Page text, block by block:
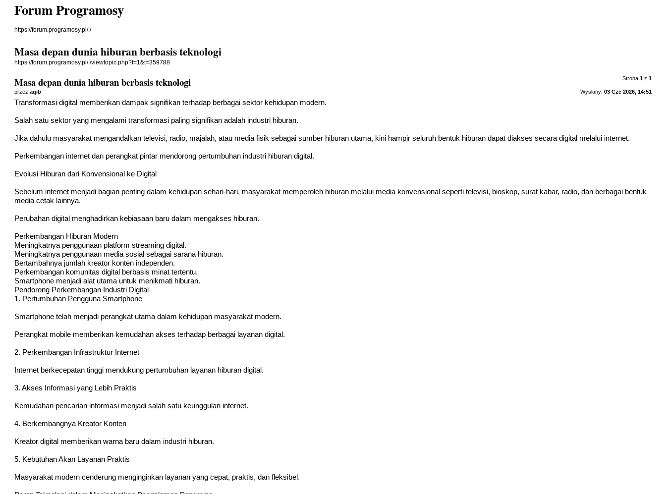
Forum Programosy
https://forum.programosy.pl/./
Masa depan dunia hiburan berbasis teknologi
https://forum.programosy.pl/./viewtopic.php?f=1&t=359788
Strona 1z 1
Masa depan dunia hiburan berbasis teknologi
Wysłany: 03 Cze 2026, 14:51
przezaqib
Transformasi digital memberikan dampak signifikan terhadap berbagai sektor kehidupan modern.
Salah satu sektor yang mengalami transformasi paling signifikan adalah industri hiburan.
Jika dahulu masyarakat mengandalkan televisi, radio, majalah, atau media fisik sebagai sumber hiburan utama, kini hampir seluruh bentuk hiburan dapat diakses secara digital melalui internet.
Perkembangan internet dan perangkat pintar mendorong pertumbuhan industri hiburan digital.
Evolusi Hiburan dari Konvensional ke Digital
Sebelum internet menjadi bagian penting dalam kehidupan sehari-hari, masyarakat memperoleh hiburan melalui media konvensional seperti televisi, bioskop, surat kabar, radio, dan berbagai bentuk
media cetak lainnya.
Perubahan digital menghadirkan kebiasaan baru dalam mengakses hiburan.
Perkembangan Hiburan Modern
Meningkatnya penggunaan platform streaming digital.
Meningkatnya penggunaan media sosial sebagai sarana hiburan.
Bertambahnya jumlah kreator konten independen.
Perkembangan komunitas digital berbasis minat tertentu.
Smartphone menjadi alat utama untuk menikmati hiburan.
Pendorong Perkembangan Industri Digital
1. Pertumbuhan Pengguna Smartphone
Smartphone telah menjadi perangkat utama dalam kehidupan masyarakat modern.
Perangkat mobile memberikan kemudahan akses terhadap berbagai layanan digital.
2. Perkembangan Infrastruktur Internet
Internet berkecepatan tinggi mendukung pertumbuhan layanan hiburan digital.
3. Akses Informasi yang Lebih Praktis
Kemudahan pencarian informasi menjadi salah satu keunggulan internet.
4. Berkembangnya Kreator Konten
Kreator digital memberikan warna baru dalam industri hiburan.
5. Kebutuhan Akan Layanan Praktis
Masyarakat modern cenderung menginginkan layanan yang cepat, praktis, dan fleksibel.